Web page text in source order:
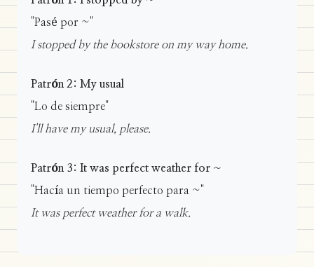
"Pasé por ~"
I stopped by the bookstore on my way home.
Patrón 2: My usual
"Lo de siempre"
I'll have my usual, please.
Patrón 3: It was perfect weather for ~
"Hacía un tiempo perfecto para ~"
It was perfect weather for a walk.